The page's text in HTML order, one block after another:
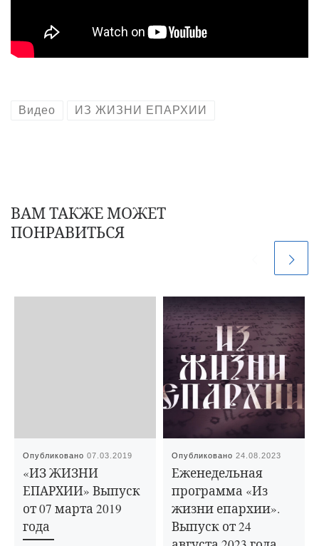
Видео ИЗ ЖИЗНИ ЕПАРХИИ
ВАМ ТАКЖЕ МОЖЕТ
ПОНРАВИТЬСЯ
Опубликовано07.03.2019
«ИЗ ЖИЗНИ
ЕПАРХИИ» Выпуск
от 07 марта 2019
года
Опубликовано24.08.2023
Еженедельная
программа «Из
жизни епархии».
Выпуск от 24